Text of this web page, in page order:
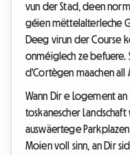
vun der Stad, deen
géien mëttelalterleche
Deeg virun der Course
onméiglech ze befuere.
d'Cortègen maachen all
Wann Dir e Logement
toskanescher
auswäertege
Moien voll sinn, an Dir